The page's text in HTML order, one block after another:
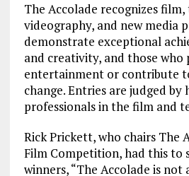
The Accolade recognizes
videography, and new media
demonstrate exceptional
and creativity, and those
entertainment or contribute
change. Entries are judged by
professionals in the film and
Rick Prickett, who chairs The
Film Competition, had this to
winners, “The Accolade is not